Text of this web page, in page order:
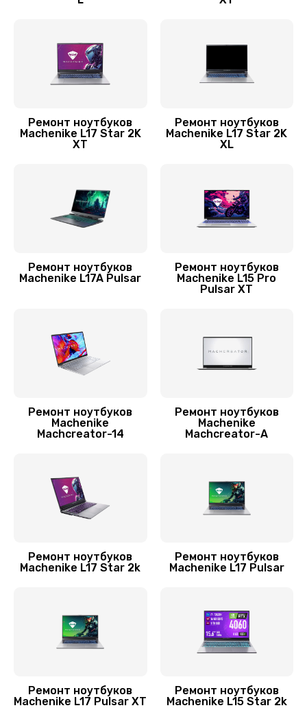
Замена SSD ноутбука Machenike
Замена HDD (замена жёсткого диска)
500 руб.
Установка драйверов Windows
Замена кулера
Замена матрицы
Заказать
Замена разъема питания
Замена северного моста
Заказать
600 руб.
Ремонт ноутбуков
Machenike L17 Star 2K
XT
Ремонт ноутбуков
Machenike L17 Star 2K
XL
Ремонт ноутбуков
Machenike L17A Pulsar
Ремонт ноутбуков
Machenike L15 Pro
Pulsar XT
Ремонт ноутбуков
Machenike
Machcreator-14
Ремонт ноутбуков
Machenike
Machcreator-A
Ремонт ноутбуков
Machenike L17 Star 2k
Ремонт ноутбуков
Machenike L17 Pulsar
Ремонт ноутбуков
Machenike L17 Pulsar XT
Ремонт ноутбуков
Machenike L15 Star 2k